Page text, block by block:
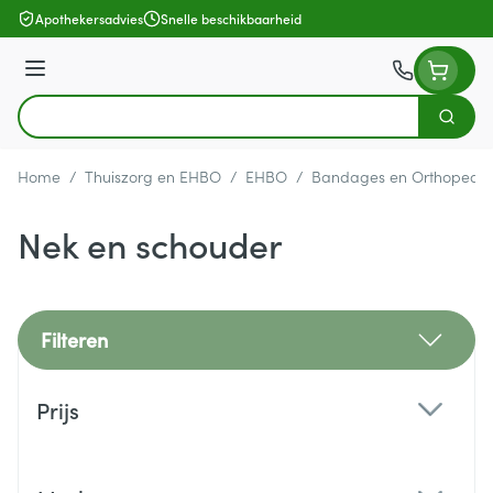
Ga naar de inhoud
Apothekersadvies Snelle beschikbaarheid
Menu
Product, merk, categorie...
Zoek
Home / Thuiszorg en EHBO / EHBO / Bandages en
Nek en schouder
Filteren
Prijs